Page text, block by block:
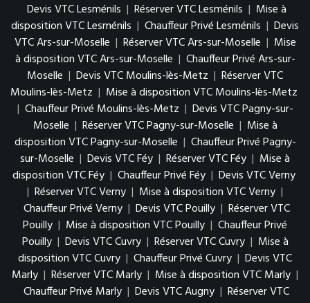
Devis VTC Lesménils | Réserver VTC Lesménils | Mise à
disposition VTC Lesménils | Chauffeur Privé Lesménils | Devis
VTC Ars-sur-Moselle | Réserver VTC Ars-sur-Moselle | Mise
à disposition VTC Ars-sur-Moselle | Chauffeur Privé Ars-sur-
Moselle | Devis VTC Moulins-lès-Metz | Réserver VTC
Moulins-lès-Metz | Mise à disposition VTC Moulins-lès-Metz
| Chauffeur Privé Moulins-lès-Metz | Devis VTC Pagny-sur-
Moselle | Réserver VTC Pagny-sur-Moselle | Mise à
disposition VTC Pagny-sur-Moselle | Chauffeur Privé Pagny-
sur-Moselle | Devis VTC Féy | Réserver VTC Féy | Mise à
disposition VTC Féy | Chauffeur Privé Féy | Devis VTC Verny
| Réserver VTC Verny | Mise à disposition VTC Verny |
Chauffeur Privé Verny | Devis VTC Pouilly | Réserver VTC
Pouilly | Mise à disposition VTC Pouilly | Chauffeur Privé
Pouilly | Devis VTC Cuvry | Réserver VTC Cuvry | Mise à
disposition VTC Cuvry | Chauffeur Privé Cuvry | Devis VTC
Marly | Réserver VTC Marly | Mise à disposition VTC Marly |
Chauffeur Privé Marly | Devis VTC Augny | Réserver VTC